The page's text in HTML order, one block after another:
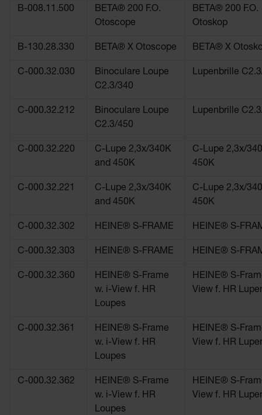
B-008.11.500
BETA® 200 F.O.
Otoscope
BETA® 200 F.O.
Otoskop
B-130.28.330 BETA® X Otoscope BETA® X
C-000.32.030
Binoculare Loupe
C2.3/340
Lupenbrille
C-000.32.212
Binoculare Loupe
C2.3/450
Lupenbrille
C-000.32.220
C-Lupe 2,3x/340K
and 450K
C-Lupe 2,3x/
450K
C-000.32.221
C-Lupe 2,3x/340K
and 450K
C-Lupe 2,3x/
450K
C-000.32.302 HEINE® S-FRAME HEINE® S-
C-000.32.303 HEINE® S-FRAME HEINE® S-
C-000.32.360
HEINE® S-Frame
w. i-View f. HR
Loupes
HEINE® S-
View f. HR
C-000.32.361
HEINE® S-Frame
w. i-View f. HR
Loupes
HEINE® S-
View f. HR
C-000.32.362
HEINE® S-Frame
w. i-View f. HR
Loupes
HEINE® S-
View f. HR